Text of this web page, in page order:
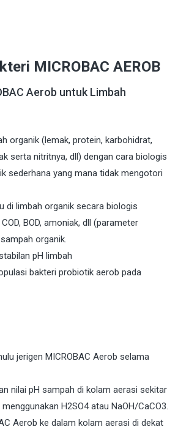
MICROBAC AEROB
Aerob untuk Limbah
organik (lemak, protein, karbohidrat,
serta nitritnya, dll) dengan cara biologis
sederhana yang mana tidak mengotori
di limbah organik secara biologis
BOD, amoniak, dll (parameter
organik.
pH limbah
bakteri probiotik aerob pada
jerigen MICROBAC Aerob selama
nilai pH sampah di kolam aerasi sekitar
H2SO4 atau NaOH/CaCO3.
Aerob ke dalam kolam aerasi di dekat